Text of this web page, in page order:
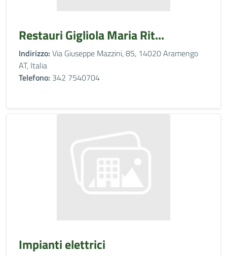
Restauri Gigliola Maria Rit...
Indirizzo: Via Giuseppe Mazzini, 85, 14020 Aramengo
AT, Italia
Telefono: 342 7540704
Impianti elettrici